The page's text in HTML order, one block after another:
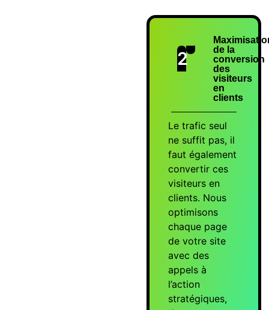
2
de la
conversion
des
visiteurs
en
clients
Le trafic seul
ne suffit pas, il
faut également
convertir ces
visiteurs en
clients. Nous
optimisons
chaque page
de votre site
avec des
appels à
l’action
stratégiques,